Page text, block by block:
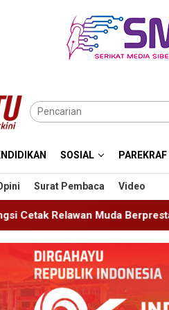
SOSIAL PAREKRAF
Surat Pembaca Video
Imigrasi